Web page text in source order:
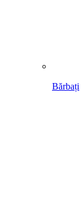
Bărbați